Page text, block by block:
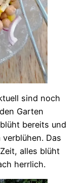
sind noch
Garten
bereits und
Das
alles blüht
herrlich.